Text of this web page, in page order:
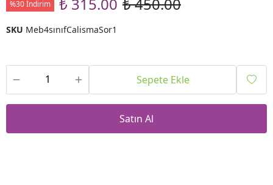
%30 İndirim ₺ 315.00 ₺ 450.00
SKU Meb4sınıfCalismaSor1
Sepete Ekle
Satın Al